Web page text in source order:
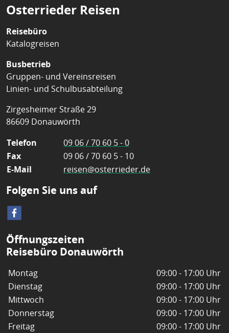
Osterrieder Reisen
Reisebüro
Katalogreisen
Busbetrieb
Gruppen- und Vereinsreisen
Linien- und Schulbusabteilung
Zirgesheimer Straße 29
86609 Donauwörth
Telefon
09 06 / 70 60 5 - 0
Fax
09 06 / 70 60 5 - 10
E-Mail
reisen@osterrieder.de
Folgen Sie uns auf
Öffnungszeiten
Reisebüro Donauwörth
Montag
09:00 - 17:00 Uhr
Dienstag
09:00 - 17:00 Uhr
Mittwoch
09:00 - 17:00 Uhr
Donnerstag
09:00 - 17:00 Uhr
Freitag
09:00 - 17:00 Uhr